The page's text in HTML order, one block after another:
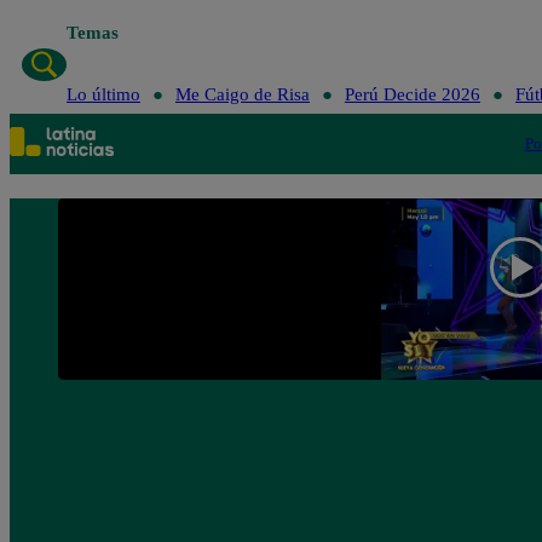
Temas
Lo último Me Caigo de Risa Perú Decide 2026